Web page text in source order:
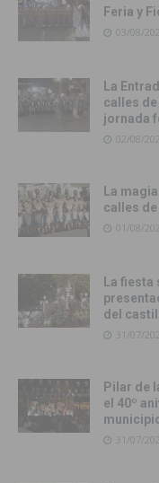
Feria y
03/08/
La
calles
jornada
02/08/
La
calles
01/08/
La fiesta
del
31/07/
Pilar de
el 40º
31/07/